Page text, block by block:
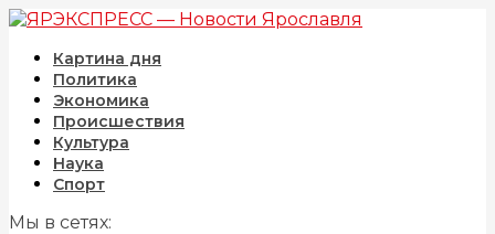
Картина дня
Политика
Экономика
Происшествия
Культура
Наука
Спорт
Мы в сетях: